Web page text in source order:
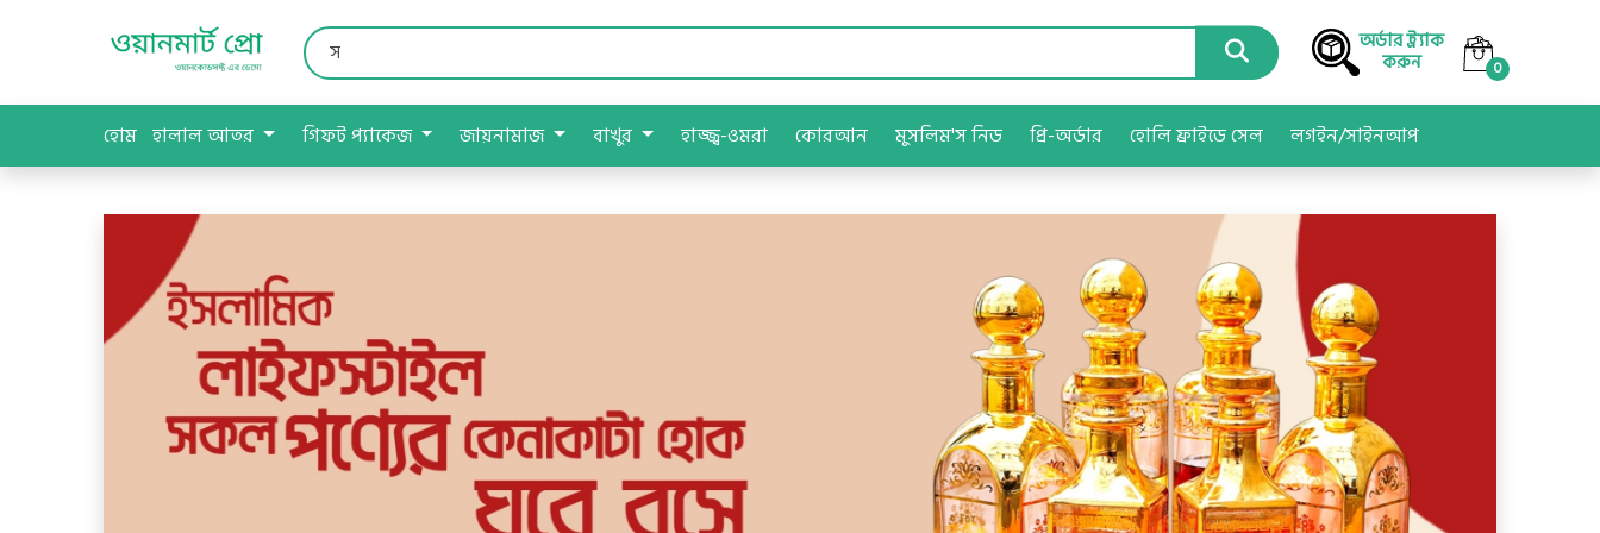
অর্ডার ট্র্যাক
করুন 0
হোম হালাল আতর গিফট প্যাকেজ জায়নামাজ বাখুর হাজ্জ্ব-ওমরা কোরআন মুসলিম'স নিড প্রি-অর্ডার হোলি ফ্রাইডে সেল লগইন/সাইনআপ